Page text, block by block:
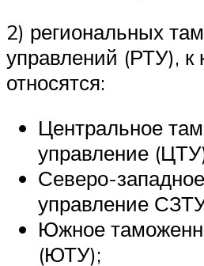
2) региональных
управлений (РТУ), к
относятся:
Центральное
управление
Северо-
управление
Южное
(ЮТУ);